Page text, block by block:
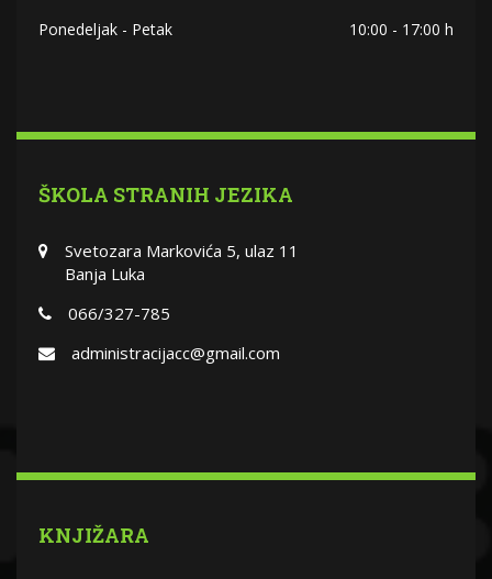
Ponedeljak - Petak 10:00 - 17:00 h
ŠKOLA STRANIH JEZIKA
Svetozara Markovića 5, ulaz 11
Banja Luka
066/327-785
administracijacc@gmail.com
KNJIŽARA